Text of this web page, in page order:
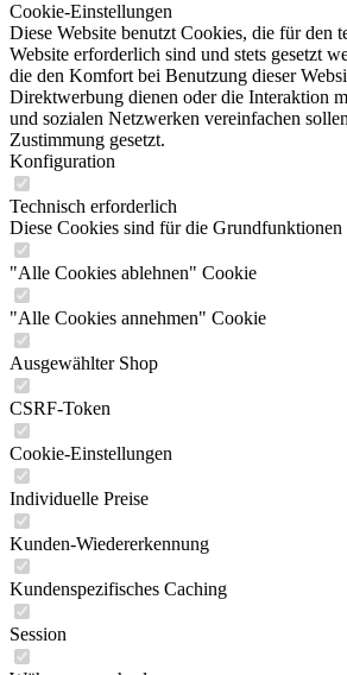
Cookie-Einstellungen
Diese Website benutzt Cookies, die für den
Website erforderlich sind und stets gesetzt
die den Komfort bei Benutzung dieser
Direktwerbung dienen oder die Interaktion
und sozialen Netzwerken vereinfachen
Zustimmung gesetzt.
Konfiguration
Technisch erforderlich
Diese Cookies sind für die Grundfunktionen
"Alle Cookies ablehnen" Cookie
"Alle Cookies annehmen" Cookie
Ausgewählter Shop
CSRF-Token
Cookie-Einstellungen
Individuelle Preise
Kunden-Wiedererkennung
Kundenspezifisches Caching
Session